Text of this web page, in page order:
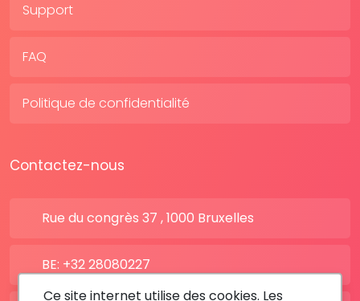
Support
FAQ
Politique de confidentialité
Contactez-nous
Rue du congrès 37 , 1000 Bruxelles
BE: +32 28080227
Ce site internet utilise des cookies. Les